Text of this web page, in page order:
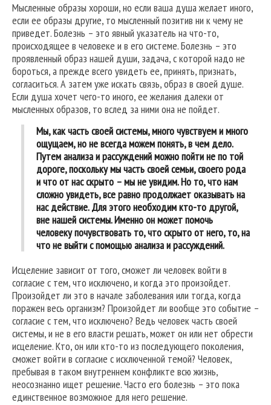
Мысленные образы хороши, но если ваша душа желает иного,
если ее образы другие, то мысленный позитив ни к чему не
приведет. Болезнь – это явный указатель на что-то,
происходящее в человеке и в его системе. Болезнь – это
проявленный образ нашей души, задача, с которой надо не
бороться, а прежде всего увидеть ее, принять, признать,
согласиться. А затем уже искать связь, образ в своей душе.
Если душа хочет чего-то иного, ее желания далеки от
мысленных образов, то вслед за ними она не пойдет.
Мы, как часть своей системы, много чувствуем и много
ощущаем, но не всегда можем понять, в чем дело.
Путем анализа и рассуждений можно пойти не по той
дороге, поскольку мы часть своей семьи, своего рода
и что от нас скрыто – мы не увидим. Но то, что нам
сложно увидеть, все равно продолжает оказывать на
нас действие. Для этого необходим кто-то другой,
вне нашей системы. Именно он может помочь
человеку почувствовать то, что скрыто от него, то, на
что не выйти с помощью анализа и рассуждений.
Исцеление зависит от того, сможет ли человек войти в
согласие с тем, что исключено, и когда это произойдет.
Произойдет ли это в начале заболевания или тогда, когда
поражен весь организм? Произойдет ли вообще это событие –
согласие с тем, что исключено? Ведь человек часть своей
системы, и не в его власти решать, может он или нет обрести
исцеление. Кто, он или кто-то из последующего поколения,
сможет войти в согласие с исключенной темой? Человек,
пребывая в таком внутреннем конфликте всю жизнь,
неосознанно ищет решение. Часто его болезнь – это пока
единственное возможное для него решение.